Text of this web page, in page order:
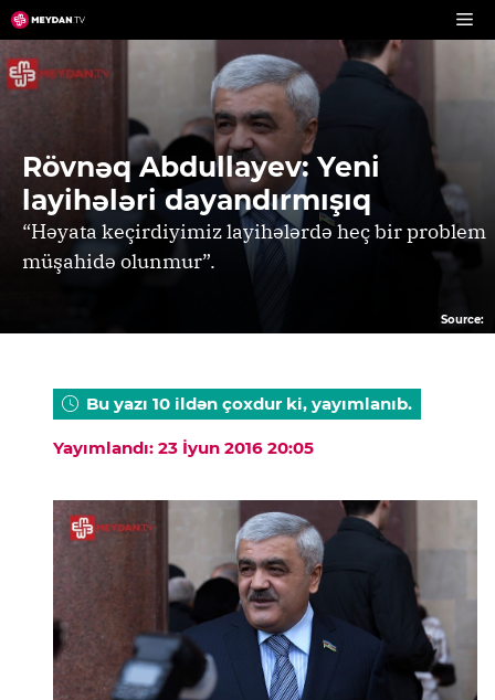
Skip
to
content
Rövnəq Abdullayev: Yeni
layihələri dayandırmışıq
“Həyata keçirdiyimiz layihələrdə heç bir problem
müşahidə olunmur”.
Source:
Bu yazı 10 ildən çoxdur ki, yayımlanıb.
Yayımlandı: 23 İyun 2016 20:05